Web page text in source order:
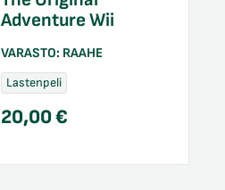
Adventure Wii
VARASTO: RAAHE
Lastenpeli
20,00€